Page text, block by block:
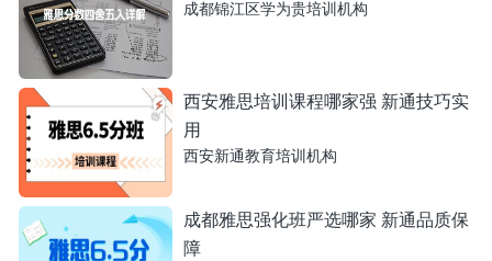
成都锦江区学为贵培训机构
西安雅思培训课程哪家强 新通技巧实
用
西安新通教育培训机构
成都雅思强化班严选哪家 新通品质保
障